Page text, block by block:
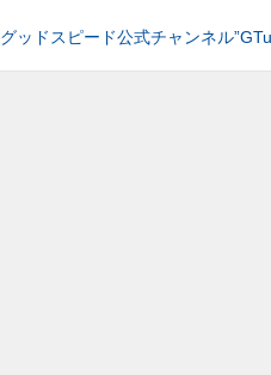
グッドスピード公式チャンネル